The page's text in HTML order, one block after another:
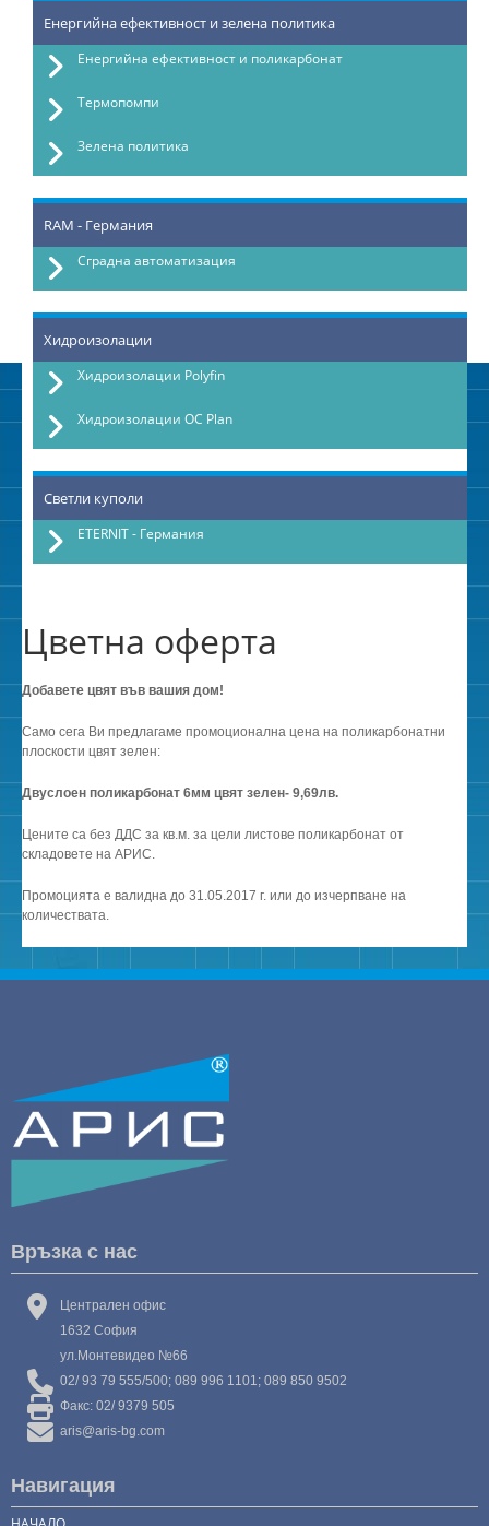
Енергийна ефективност и зелена политика
Енергийна ефективност и поликарбонат
Термопомпи
Зелена политика
RAM - Германия
Сградна автоматизация
Хидроизолации
Хидроизолации Polyfin
Хидроизолации OC Plan
Светли куполи
ETERNIT - Германия
Цветна оферта
Добавете цвят във вашия дом!
Само сега Ви предлагаме промоционална цена на поликарбонатни
плоскости цвят зелен:
Двуслоен поликарбонат 6мм цвят зелен- 9,69лв.
Цените са без ДДС за кв.м. за цели листове поликарбонат от
складовете на АРИС.
Промоцията е валидна до 31.05.2017 г. или до изчерпване на
количествата.
Връзка с нас
Централен офис
1632 София
ул.Монтевидео №66
02/ 93 79 555/500; 089 996 1101; 089 850 9502
Факс: 02/ 9379 505
aris@aris-bg.com
Навигация